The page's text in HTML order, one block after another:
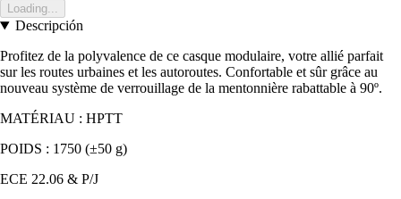
Loading...
Descripción
Profitez de la polyvalence de ce casque modulaire, votre allié parfait
sur les routes urbaines et les autoroutes. Confortable et sûr grâce au
nouveau système de verrouillage de la mentonnière rabattable à 90º.
MATÉRIAU : HPTT
POIDS : 1750 (±50 g)
ECE 22.06 & P/J